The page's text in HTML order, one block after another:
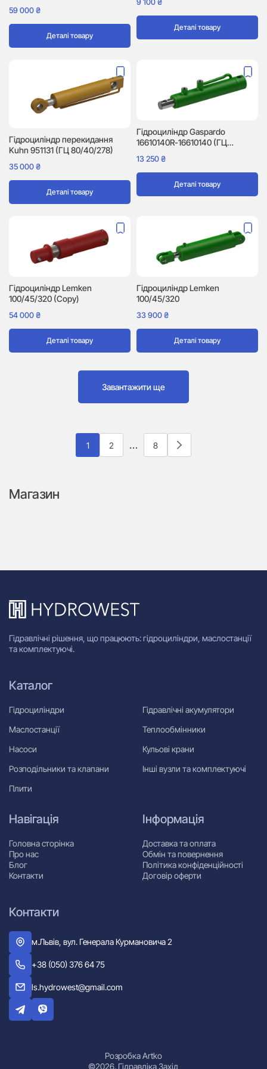
59 000₴
Деталі товару
Деталі товару
Гідроциліндр перекидання
Kuhn 951131 (ГЦ 80/40/278)
35 000₴
Деталі товару
Гідроциліндр Gaspardo
16610140R-16610140 (ГЦ
40/30/155)
13 250₴
Деталі товару
Гідроциліндр Lemken
100/45/320 (Copy)
54 000₴
Деталі товару
Гідроциліндр Lemken
100/45/320
33 900₴
Деталі товару
Завантажити ще
1 2 … 8
Магазин
Гідравлічні рішення, що працюють: гідроциліндри, маслостанції
та комплектуючі.
Навігація
Головна сторінка
Про нас
Блог
Контакти
Каталог
Гідроциліндри
Маслостанції
Насоси
Розподільники та клапани
Плити
Гідравлічні акумулятори
Теплообмінники
Кульові крани
Інші вузли та комплектуючі
Інформація
Доставка та оплата
Обмін та повернення
Політика конфіденційності
Договір оферти
Контакти
м.Львів, вул. Генерала Курмановича 2
+38 (050) 376 64 75
ls.hydrowest@gmail.com
©2026. Гідравліка Захід
Розробка Artko